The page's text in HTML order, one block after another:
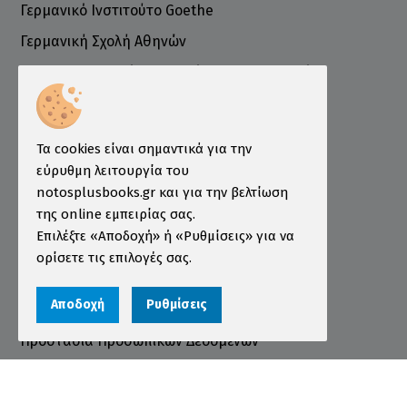
Γερμανικό Ινστιτούτο Goethe
Γερμανική Σχολή Αθηνών
Επιμελητήριο
Ινστιτούτο ÖSD Ελλάδας
Πληροφορίες
Τρόποι Παραγγελίας
Τρόποι Πληρωμής
Τρόποι Αποστολής
Όροι χρήσης
Προστασία Προσωπικών Δεδομένων
Τα cookies είναι σημαντικά για την
εύρυθμη λειτουργία του
notosplusbooks.gr και για την βελτίωση
της online εμπειρίας σας.
Επιλέξτε «Αποδοχή» ή «Ρυθμίσεις» για να
ορίσετε τις επιλογές σας.
Αποδοχή Ρυθμίσεις